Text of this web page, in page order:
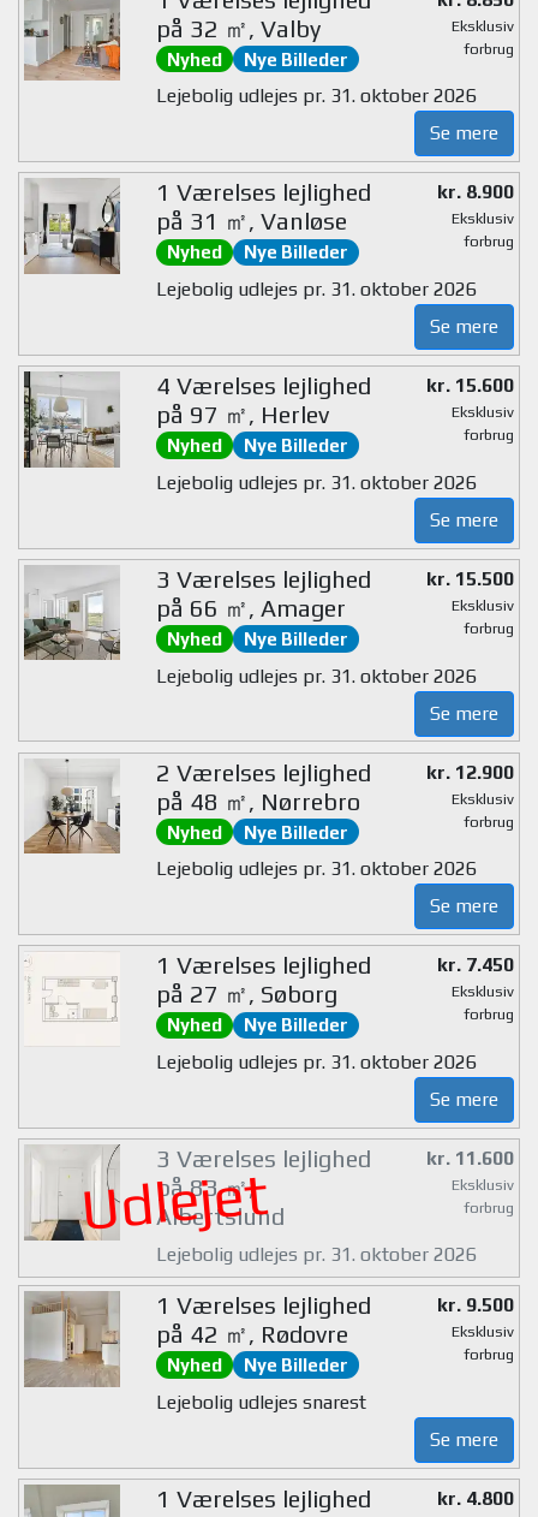
på 32 ㎡, Valby
Nyhed Nye Billeder
Eksklusiv
forbrug
Lejebolig udlejes pr. 31. oktober 2026
Se mere
1 Værelses lejlighed
på 31 ㎡, Vanløse
Nyhed Nye Billeder
kr. 8.900
Eksklusiv
forbrug
Lejebolig udlejes pr. 31. oktober 2026
Se mere
4 Værelses lejlighed
på 97 ㎡, Herlev
Nyhed Nye Billeder
kr. 15.600
Eksklusiv
forbrug
Lejebolig udlejes pr. 31. oktober 2026
Se mere
3 Værelses lejlighed
på 66 ㎡, Amager
Nyhed Nye Billeder
kr. 15.500
Eksklusiv
forbrug
Lejebolig udlejes pr. 31. oktober 2026
Se mere
2 Værelses lejlighed
på 48 ㎡, Nørrebro
Nyhed Nye Billeder
kr. 12.900
Eksklusiv
forbrug
Lejebolig udlejes pr. 31. oktober 2026
Se mere
1 Værelses lejlighed
på 27 ㎡, Søborg
Nyhed Nye Billeder
kr. 7.450
Eksklusiv
forbrug
Lejebolig udlejes pr. 31. oktober 2026
Se mere
Udlejet
3 Værelses lejlighed
på 83 ㎡,
Albertslund
kr. 11.600
Eksklusiv
forbrug
Lejebolig udlejes pr. 31. oktober 2026
1 Værelses lejlighed
på 42 ㎡, Rødovre
Nyhed Nye Billeder
kr. 9.500
Eksklusiv
forbrug
Lejebolig udlejes snarest
Se mere
1 Værelses lejlighed
kr. 4.800